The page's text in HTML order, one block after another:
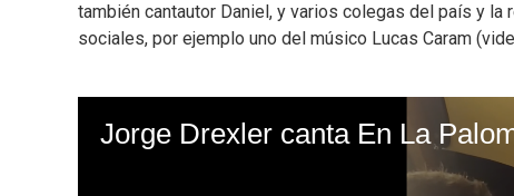
también cantautor Daniel, y varios colegas del país y
sociales, por ejemplo uno del músico Lucas Caram